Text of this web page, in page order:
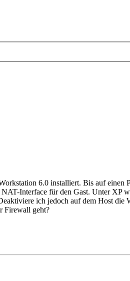
6.0 installiert. Bis auf einen
Interface für den Gast. Unter XP
ich jedoch auf dem Host
Firewall geht?